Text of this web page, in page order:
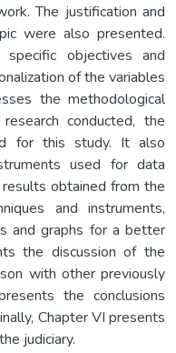
The justification and
were also presented.
objectives and
of the variables
the methodological
conducted, the
for this study. It also
used for data
obtained from the
and instruments,
and graphs for a better
the discussion of the
with other previously
the conclusions
Chapter VI presents
judiciary.